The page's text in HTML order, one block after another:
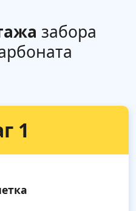
забора
1